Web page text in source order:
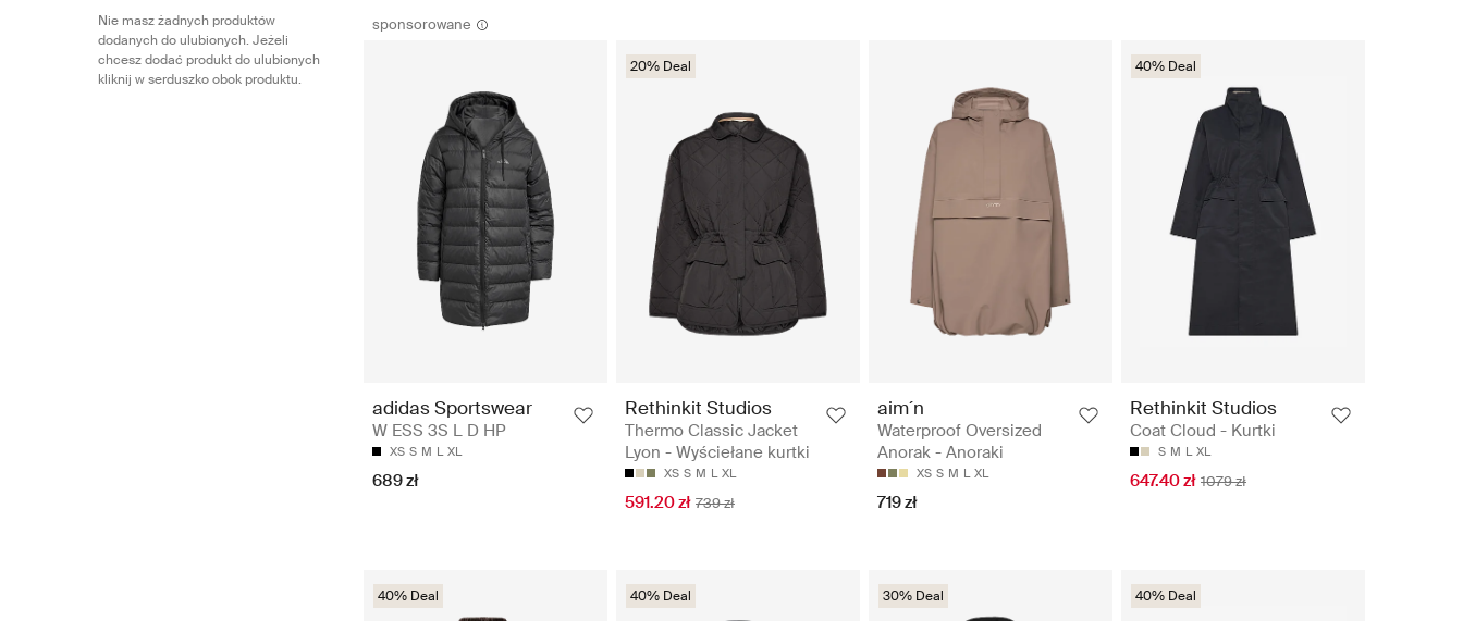
Nie masz żadnych produktów
dodanych do ulubionych. Jeżeli
chcesz dodać produkt do ulubionych
kliknij w serduszko obok produktu.
sponsorowane
adidas Sportswear
W ESS 3S L D HP
XS S M L XL
689 zł
20% Deal
Rethinkit Studios
Thermo Classic Jacket
Lyon - Wyściełane kurtki
XS S M L XL
591.20 zł 739 zł
aim´n
Waterproof Oversized
Anorak - Anoraki
XS S M L XL
719 zł
40% Deal
Rethinkit Studios
Coat Cloud - Kurtki
S M L XL
647.40 zł 1079 zł
40% Deal 40% Deal 30% Deal 40% Deal